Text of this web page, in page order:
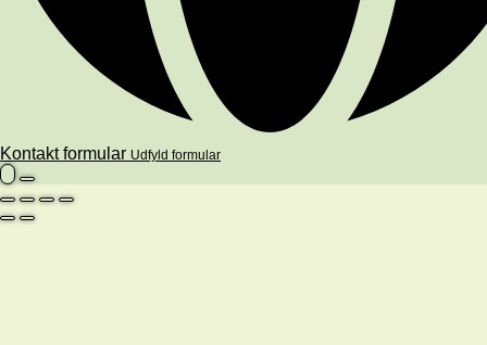
Kontakt formular Udfyld formular